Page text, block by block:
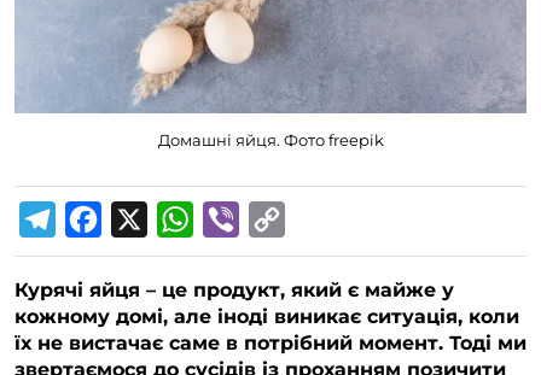
Домашні яйця. Фото freepik
e
l
e
g
a
c
e
b
W
h
a
t
s
i
b
e
r
o
p
y
L
Курячі яйця – це продукт, який є майже у
кожному домі, але іноді виникає ситуація, коли
їх не вистачає саме в потрібний момент. Тоді ми
звертаємося до сусідів із проханням позичити